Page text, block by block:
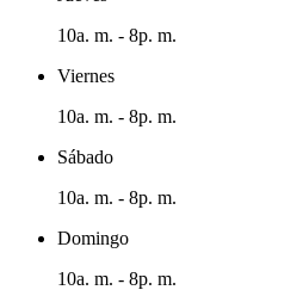
10a. m. - 8p. m.
Viernes
10a. m. - 8p. m.
Sábado
10a. m. - 8p. m.
Domingo
10a. m. - 8p. m.